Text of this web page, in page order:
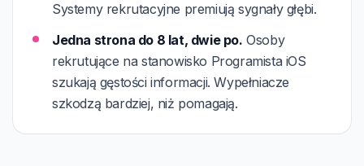
Systemy rekrutacyjne premiują sygnały głębi.
Jedna strona do 8 lat, dwie po. Osoby
rekrutujące na stanowisko Programista iOS
szukają gęstości informacji. Wypełniacze
szkodzą bardziej, niż pomagają.